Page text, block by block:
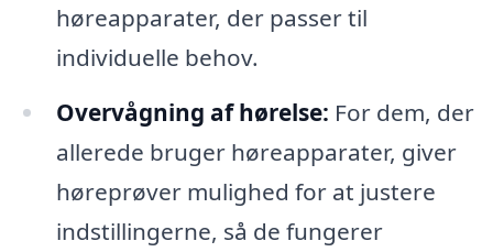
høreapparater, der passer til
individuelle behov.
Overvågning af hørelse: For dem, der
allerede bruger høreapparater, giver
høreprøver mulighed for at justere
indstillingerne, så de fungerer